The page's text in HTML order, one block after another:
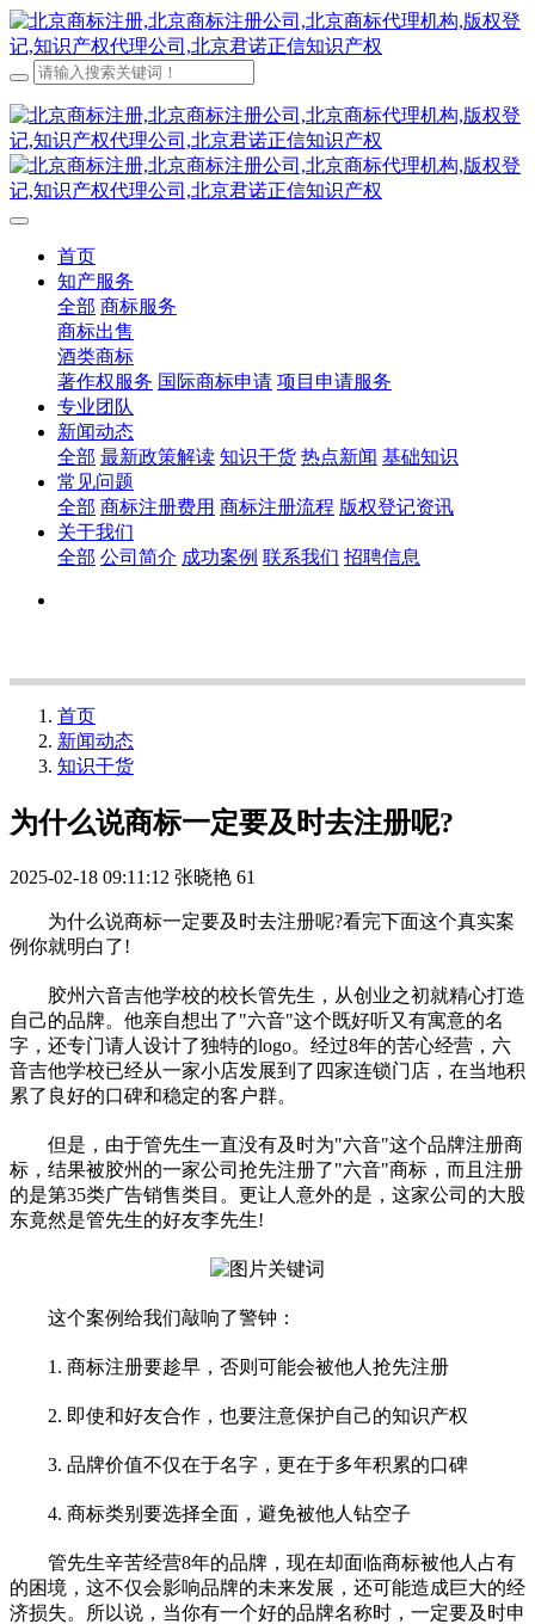
首页
知产服务
全部 商标服务
商标出售
酒类商标
著作权服务 国际商标申请 项目申请服务
专业团队
新闻动态
全部 最新政策解读 知识干货 热点新闻 基础知识
常见问题
全部 商标注册费用 商标注册流程 版权登记资讯
关于我们
全部 公司简介 成功案例 联系我们 招聘信息
首页
新闻动态
知识干货
为什么说商标一定要及时去注册呢?
2025-02-18 09:11:12 张晓艳 61
为什么说商标一定要及时去注册呢?看完下面这个真实案
例你就明白了!
胶州六音吉他学校的校长管先生，从创业之初就精心打造
自己的品牌。他亲自想出了"六音"这个既好听又有寓意的名
字，还专门请人设计了独特的logo。经过8年的苦心经营，六
音吉他学校已经从一家小店发展到了四家连锁门店，在当地积
累了良好的口碑和稳定的客户群。
但是，由于管先生一直没有及时为"六音"这个品牌注册商
标，结果被胶州的一家公司抢先注册了"六音"商标，而且注册
的是第35类广告销售类目。更让人意外的是，这家公司的大股
东竟然是管先生的好友李先生!
这个案例给我们敲响了警钟：
1. 商标注册要趁早，否则可能会被他人抢先注册
2. 即使和好友合作，也要注意保护自己的知识产权
3. 品牌价值不仅在于名字，更在于多年积累的口碑
4. 商标类别要选择全面，避免被他人钻空子
管先生辛苦经营8年的品牌，现在却面临商标被他人占有
的困境，这不仅会影响品牌的未来发展，还可能造成巨大的经
济损失。所以说，当你有一个好的品牌名称时，一定要及时申